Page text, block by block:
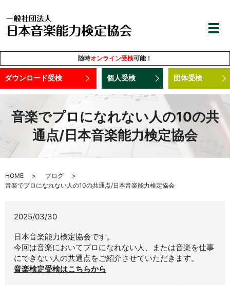
随時オンライン受検可能！
ダウンロード受検 個人受検 団体受検
音楽でプロになれない人の10の共
通点/日本音楽能力検定協会
HOME
ブログ
音楽でプロになれない人の10の共通点/日本音楽能力検定協会
2025/03/30
日本音楽能力検定協会です。
今回は音楽においてプロになれない人、または音楽を仕事
にできない人の共通点をご紹介させていただきます。
音楽検定受検はこちらから